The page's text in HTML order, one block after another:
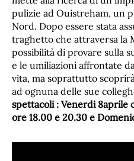
pulizie ad Ouistreham, un
Nord. Dopo essere stata
traghetto che attraversa la
possibilità di provare sulla
e le umiliazioni affrontate
vita, ma soprattutto
ad ognuna delle sue
spettacoli : Venerdi 8aprile
ore 18.00 e 20.30 e